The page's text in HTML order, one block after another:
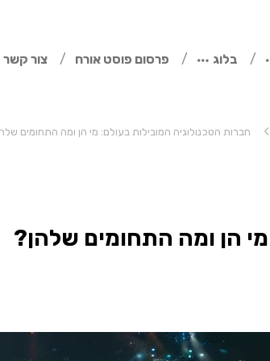
בלוג פרסום פוסט אורח צור קשר
חברות הטכנולוגיה המובילות בעולם: מי הן ומה התחומים
הן ומה התחומים שלהן?